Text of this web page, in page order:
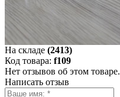
На складе (2413)
Код товара: f109
Нет отзывов об этом товаре.
Написать отзыв